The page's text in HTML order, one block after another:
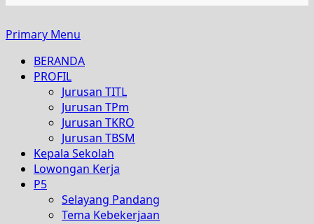
Primary Menu
BERANDA
PROFIL
Jurusan TITL
Jurusan TPm
Jurusan TKRO
Jurusan TBSM
Kepala Sekolah
Lowongan Kerja
P5
Selayang Pandang
Tema Kebekerjaan